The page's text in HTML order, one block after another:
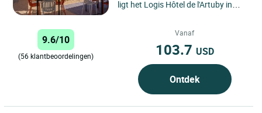
ligt het Logis Hôtel de l'Artuby in
Napoléon. Het hotel...
9.6/10
(56 klantbeoordelingen)
Vanaf
103.7 USD
Ontdek